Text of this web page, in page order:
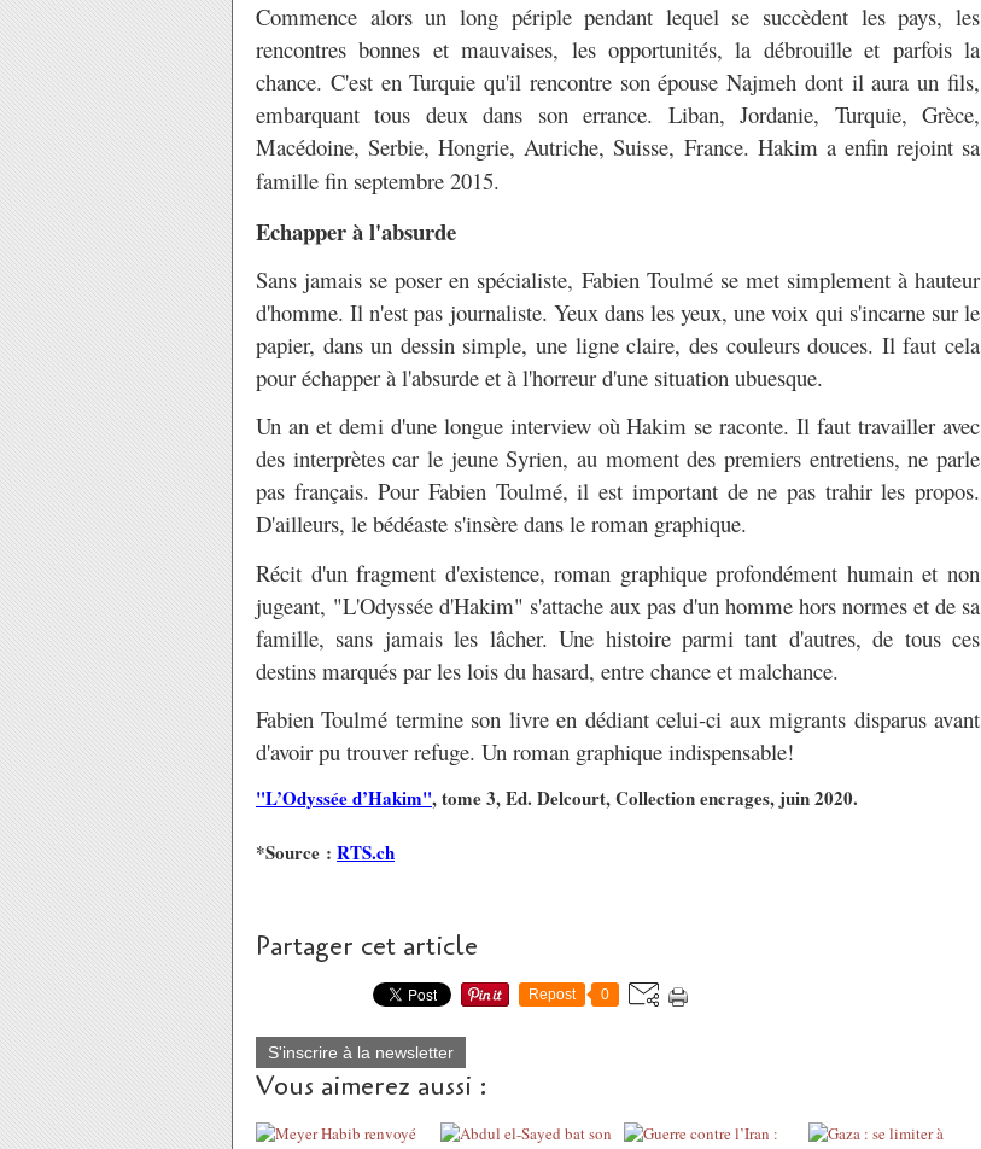
Commence alors un long périple pendant lequel se succèdent les pays, les
rencontres bonnes et mauvaises, les opportunités, la débrouille et parfois la
chance. C'est en Turquie qu'il rencontre son épouse Najmeh dont il aura un fils,
embarquant tous deux dans son errance. Liban, Jordanie, Turquie, Grèce,
Macédoine, Serbie, Hongrie, Autriche, Suisse, France. Hakim a enfin rejoint sa
famille fin septembre 2015.
Echapper à l'absurde
Sans jamais se poser en spécialiste, Fabien Toulmé se met simplement à hauteur
d'homme. Il n'est pas journaliste. Yeux dans les yeux, une voix qui s'incarne sur le
papier, dans un dessin simple, une ligne claire, des couleurs douces. Il faut cela
pour échapper à l'absurde et à l'horreur d'une situation ubuesque.
Un an et demi d'une longue interview où Hakim se raconte. Il faut travailler avec
des interprètes car le jeune Syrien, au moment des premiers entretiens, ne parle
pas français. Pour Fabien Toulmé, il est important de ne pas trahir les propos.
D'ailleurs, le bédéaste s'insère dans le roman graphique.
Récit d'un fragment d'existence, roman graphique profondément humain et non
jugeant, "L'Odyssée d'Hakim" s'attache aux pas d'un homme hors normes et de sa
famille, sans jamais les lâcher. Une histoire parmi tant d'autres, de tous ces
destins marqués par les lois du hasard, entre chance et malchance.
Fabien Toulmé termine son livre en dédiant celui-ci aux migrants disparus avant
d'avoir pu trouver refuge. Un roman graphique indispensable!
"L’Odyssée d’Hakim", tome 3, Ed. Delcourt, Collection encrages, juin 2020.
*Source : RTS.ch
Partager cet article
Repost 0
S'inscrire à la newsletter
Vous aimerez aussi :